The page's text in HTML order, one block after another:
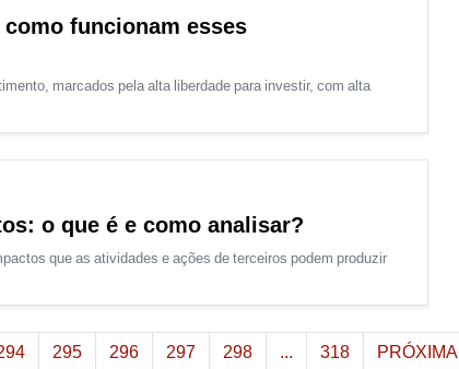
funcionam esses
marcados pela alta liberdade para investir, com alta
o que é e como analisar?
que as atividades e ações de terceiros podem produzir
295 296 297 298 ... 318 PRÓXIMA